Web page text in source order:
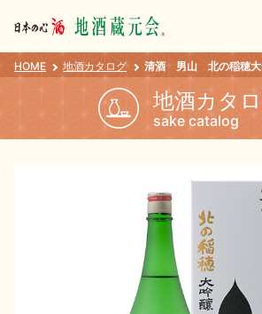
会員登録
地酒カタ
HOME 地酒カタログ 清酒 男山 北の稲穂大
地酒カタ
sake catalog